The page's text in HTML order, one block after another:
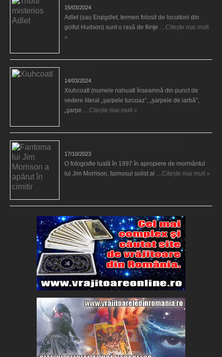
15/03/2024
Adlet (sau Erqigdlet, termen folosit de locuitorii din
golful Hudson) sunt o rasă de fiinţe …Citește mai mult
»
14/03/2024
Xiuhcoatl (numele nahuatl înseamnă din punct de
vedere literal „șarpele turcoaz”, „șarpele de iarbă”,
„şarpe …Citește mai mult »
17/10/2023
O fotografie luată în 1997 în apropiere de mormântul
lui Jim Morrison, faimosul solist al …Citește mai mult »